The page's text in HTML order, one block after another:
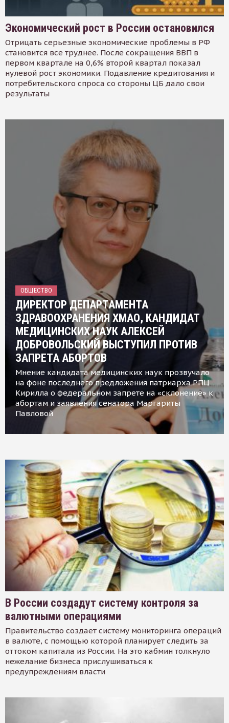
Экономический рост в России остановился
Отрицать серьезные экономические проблемы в РФ
становится все труднее. После сокращения ВВП в
первом квартале на 0,6% второй квартал показал
нулевой рост экономики. Подавление кредитования и
потребительского спроса со стороны ЦБ дало свои
результаты
ОБЩЕСТВО
ДИРЕКТОР ДЕПАРТАМЕНТА
ЗДРАВООХРАНЕНИЯ ХМАО, КАНДИДАТ
МЕДИЦИНСКИХ НАУК АЛЕКСЕЙ
ДОБРОВОЛЬСКИЙ ВЫСТУПИЛ ПРОТИВ
ЗАПРЕТА АБОРТОВ
Мнение кандидата медицинских наук прозвучало
на фоне последнего предложения патриарха РПЦ
Кирилла о федеральном запрете на «склонение» к
абортам и заявления сенатора Маргариты
Павловой
В России создадут систему контроля за
валютными операциями
Правительство создает систему мониторинга операций
в валюте, с помощью которой планирует следить за
оттоком капитала из России. На это кабмин толкнуло
нежелание бизнеса прислушиваться к
предупреждениям власти